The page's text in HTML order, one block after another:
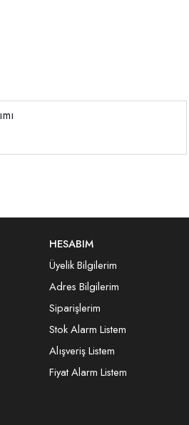
HESABIM
Üyelik Bilgilerim
Adres Bilgilerim
Siparişlerim
Stok Alarm Listem
Alışveriş Listem
Fiyat Alarm Listem